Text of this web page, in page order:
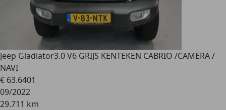
Jeep Gladiator3.0 V6 GRIJS KENTEKEN CABRIO /CAMERA /
NAVI
€ 63.6401
09/2022
29.711 km